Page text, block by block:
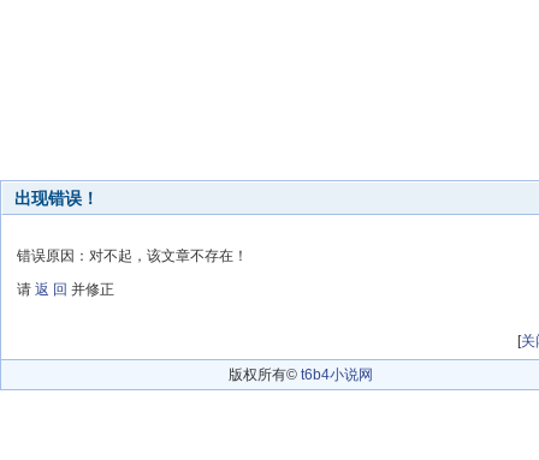
出现错误！
错误原因：对不起，该文章不存在！
请 返 回 并修正
[关
版权所有© t6b4小说网